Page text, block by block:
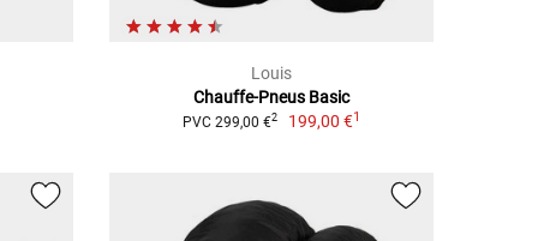
Louis
Chauffe-Pneus Basic
PVC 299,00 €2 199,00 €1